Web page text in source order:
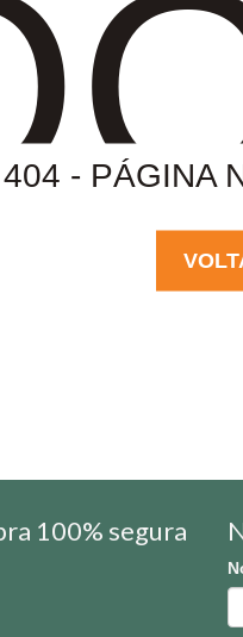
404 - PÁGINA
100% segura